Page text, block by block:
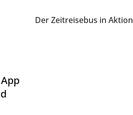
Der Zeitreisebus in Aktion